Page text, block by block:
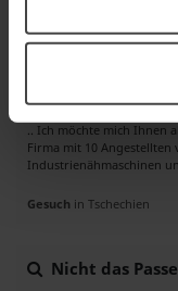
Auftragin Tschechien
.. Ich möchte mich Ihnen
Firma mit 10
Industrienähmaschinen
Gesuch in Tschechien
Nicht das